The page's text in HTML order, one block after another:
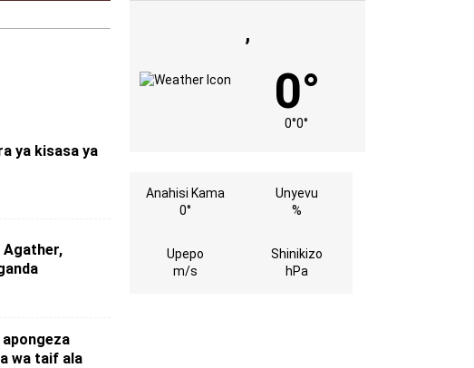
ya kisasa ya
Agather,
apongeza
wa taif ala
,
0°
0°0°
Anahisi Kama
0°
Unyevu
%
Upepo
m/s
Shinikizo
hPa